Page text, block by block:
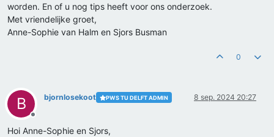
worden. En of u nog tips heeft voor ons onderzoek.
Met vriendelijke groet,
Anne-Sophie van Halm en Sjors Busman
0
B
Offline
bjornlosekoot PWS TU DELFT ADMIN 8 sep. 2024 20:27
Hoi Anne-Sophie en Sjors,